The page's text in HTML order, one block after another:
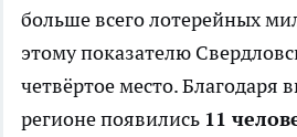
больше всего лотерейных
этому показателю
четвёртое место. Благодаря
регионе появились 11